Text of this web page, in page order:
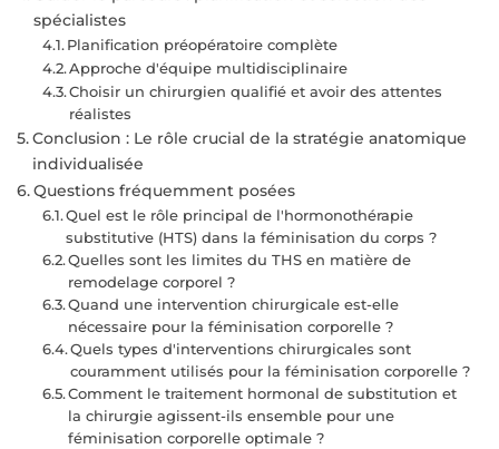
spécialistes
Planification préopératoire complète
Approche d'équipe multidisciplinaire
Choisir un chirurgien qualifié et avoir des attentes
réalistes
Conclusion : Le rôle crucial de la stratégie anatomique
individualisée
Questions fréquemment posées
Quel est le rôle principal de l'hormonothérapie
substitutive (HTS) dans la féminisation du corps ?
Quelles sont les limites du THS en matière de
remodelage corporel ?
Quand une intervention chirurgicale est-elle
nécessaire pour la féminisation corporelle ?
Quels types d'interventions chirurgicales sont
couramment utilisés pour la féminisation corporelle ?
Comment le traitement hormonal de substitution et
la chirurgie agissent-ils ensemble pour une
féminisation corporelle optimale ?